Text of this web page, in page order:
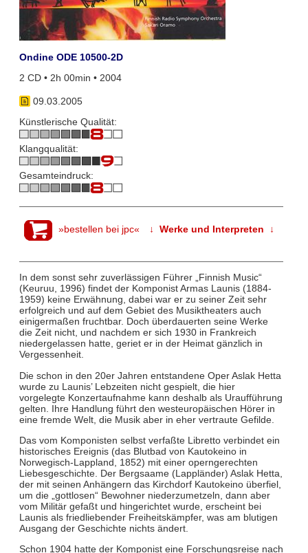
Ondine ODE 10500-2D
2 CD • 2h 00min • 2004
09.03.2005
Künstlerische Qualität:
Klangqualität:
Gesamteindruck:
»bestellen bei jpc« ↓ Werke und Interpreten ↓
In dem sonst sehr zuverlässigen Führer „Finnish Music“
(Keuruu, 1996) findet der Komponist Armas Launis (1884-
1959) keine Erwähnung, dabei war er zu seiner Zeit sehr
erfolgreich und auf dem Gebiet des Musiktheaters auch
einigermaßen fruchtbar. Doch überdauerten seine Werke
die Zeit nicht, und nachdem er sich 1930 in Frankreich
niedergelassen hatte, geriet er in der Heimat gänzlich in
Vergessenheit.
Die schon in den 20er Jahren entstandene Oper Aslak Hetta
wurde zu Launis’ Lebzeiten nicht gespielt, die hier
vorgelegte Konzertaufnahme kann deshalb als Uraufführung
gelten. Ihre Handlung führt den westeuropäischen Hörer in
eine fremde Welt, die Musik aber in eher vertraute Gefilde.
Das vom Komponisten selbst verfaßte Libretto verbindet ein
historisches Ereignis (das Blutbad von Kautokeino in
Norwegisch-Lappland, 1852) mit einer operngerechten
Liebesgeschichte. Der Bergsaame (Lappländer) Aslak Hetta,
der mit seinen Anhängern das Kirchdorf Kautokeino überfiel,
um die „gottlosen“ Bewohner niederzumetzeln, dann aber
vom Militär gefaßt und hingerichtet wurde, erscheint bei
Launis als friedliebender Freiheitskämpfer, was am blutigen
Ausgang der Geschichte nichts ändert.
Schon 1904 hatte der Komponist eine Forschungsreise nach